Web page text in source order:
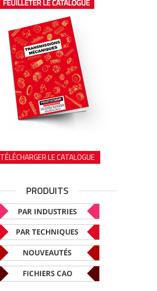
TÉLÉCHARGER LE CATALOGUE
PRODUITS